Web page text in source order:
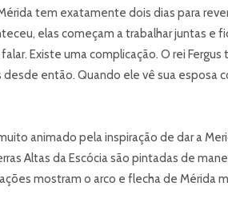
tem exatamente dois dias para
elas começam a trabalhar juntas e
Existe uma complicação. O rei Fergus
então. Quando ele vê sua esposa
animado pela inspiração de dar a
Altas da Escócia são pintadas de
mostram o arco e flecha de Mérida